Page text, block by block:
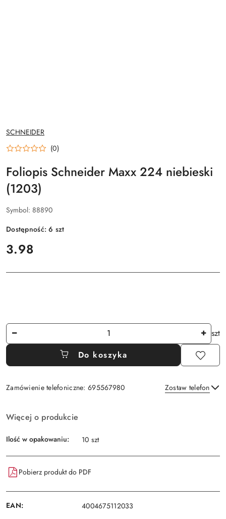
NAZWA
PRODUCENTA:
SCHNEIDER
(0)
Foliopis Schneider Maxx 224 niebieski
(1203)
Symbol: 88890
Dostępność:6 szt
cena:
3.98
Ilość
szt
Do koszyka
Zamówienie telefoniczne: 695567980 Zostaw telefon
i
dostawa
Więcej o produkcie
Ilość w opakowaniu: 10 szt
Pobierz produkt do PDF
EAN: 4004675112033